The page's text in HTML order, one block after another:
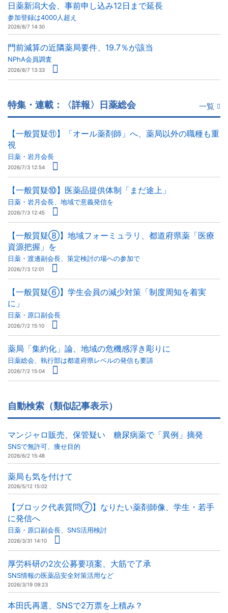
日薬新潟大会、事前申し込み12日まで延長
参加登録は4000人超え
2026/8/7 14:30
門前減算の近隣薬局要件、19.7％が該当
NPhA会員調査
2026/8/7 13:33
特集・連載：〈詳報〉日薬総会 一覧
【一般質疑⑪】「オール薬剤師」へ、薬局以外の職種も重
視
日薬・岩月会長
2026/7/3 12:54
【一般質疑⑩】医薬品提供体制「まだ途上」
日薬・岩月会長、地域で意義発信を
2026/7/3 12:45
【一般質疑⑧】地域フォーミュラリ、都道府県薬「医療
資源把握」を
日薬・渡邊副会長、策定検討の場への参加で
2026/7/3 12:01
【一般質疑⑥】学生会員の減少対策「制度周知を着実
に」
日薬・原口副会長
2026/7/2 15:10
薬局「集約化」論、地域の危機感浮き彫りに
日薬総会、執行部は都道府県レベルの発信も要請
2026/7/2 15:04
自動検索（類似記事表示）
マンジャロ販売、保管疑い 糖尿病薬で「異例」摘発
SNSで無許可、痩せ目的
2026/6/2 15:48
薬局も気を付けて
2026/5/12 15:02
【ブロック代表質問⑦】なりたい薬剤師像、学生・若手
に発信へ
日薬・原口副会長、SNS活用検討
2026/3/31 14:10
厚労科研の2次公募要項案、大筋で了承
SNS情報の医薬品安全対策活用など
2026/3/19 09:23
本田氏再選、SNSで2万票を上積み？